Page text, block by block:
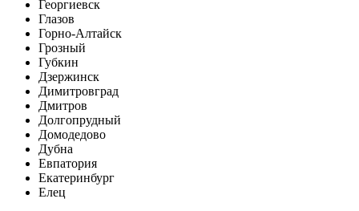
Георгиевск
Глазов
Горно-Алтайск
Грозный
Губкин
Дзержинск
Димитровград
Дмитров
Долгопрудный
Домодедово
Дубна
Евпатория
Екатеринбург
Елец